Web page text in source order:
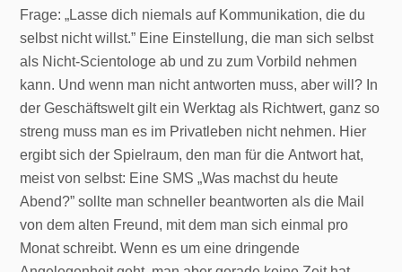
Frage: „Lasse dich niemals auf Kommunikation, die du
selbst nicht willst.” Eine Einstellung, die man sich selbst
als Nicht-Scientologe ab und zu zum Vorbild nehmen
kann. Und wenn man nicht antworten muss, aber will? In
der Geschäftswelt gilt ein Werktag als Richtwert, ganz so
streng muss man es im Privatleben nicht nehmen. Hier
ergibt sich der Spielraum, den man für die Antwort hat,
meist von selbst: Eine SMS „Was machst du heute
Abend?” sollte man schneller beantworten als die Mail
von dem alten Freund, mit dem man sich einmal pro
Monat schreibt. Wenn es um eine dringende